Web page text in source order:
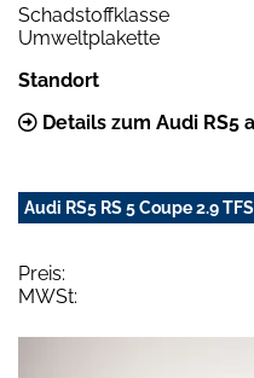
Schadstoffklasse
Umweltplakette
Standort
Details zum Audi RS5
Audi RS5 RS 5 Coupe 2.9
Preis:
MWSt: